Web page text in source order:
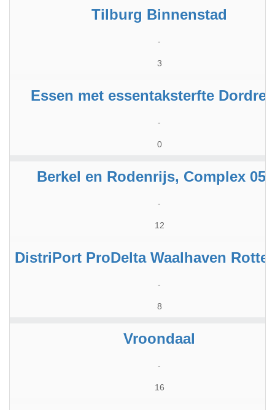
Tilburg Binnenstad
-
3
Essen met essentaksterfte
-
0
Berkel en Rodenrijs, Complex
-
12
DistriPort ProDelta Waalhaven
-
8
Vroondaal
-
16